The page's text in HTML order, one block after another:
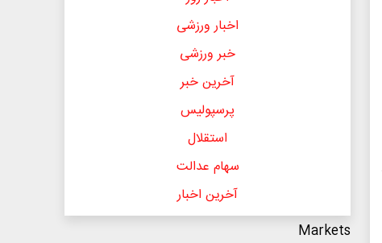
اخبار ورزشی
خبر ورزشی
آخرین خبر
پرسپولیس
استقلال
سهام عدالت
آخرین اخبار
Markets